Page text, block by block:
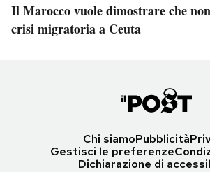
Il Marocco vuole dimostrare che
crisi migratoria a Ceuta
Chi siamoPubblicità
Gestisci le preferenze
Dichiarazione di